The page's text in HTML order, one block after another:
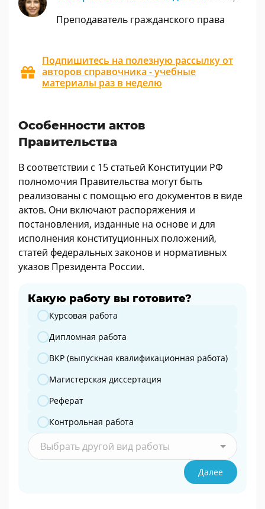
Преподаватель гражданского права
Подпишитесь на полезную рассылку от
авторов справочника - учебные
материалы раз в неделю
Особенности актов
Правительства
В соответствии с 15 статьей Конституции РФ
полномочия Правительства могут быть
реализованы с помощью его документов в виде
актов. Они включают распоряжения и
постановления, изданные на основе и для
исполнения конституционных положений,
статей федеральных законов и нормативных
указов Президента России.
Какую работу вы готовите?
Какую работу вы готовите?
Курсовая работа
Дипломная работа
ВКР (выпускная квалификационная работа)
Магистерская диссертация
Реферат
Контрольная работа
Выбрать другой вид работы
Далее